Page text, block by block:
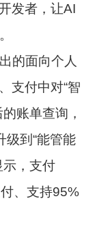
发者，让AI
的面向个人
支付中对“智
账单查询，
级到“能管能
示，支付
、支持95%